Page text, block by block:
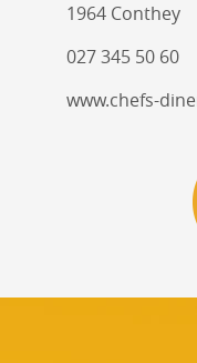
1964 Conthey
027 345 50 60
www.chefs-